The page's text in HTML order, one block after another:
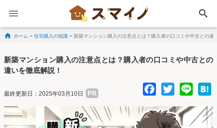
search
Skip to content
ホーム > 住宅購入の知識 > 新築マンション購入の注意点とは？購入者の口コミや中古との違
新築マンション購入の注意点とは？購入者の口コミや中古との
違いを徹底解説！
最終更新日：2025年03月10日 PR